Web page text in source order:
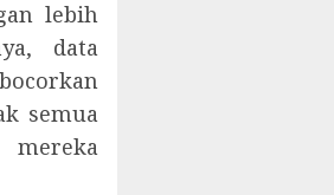
lebih
data
semua